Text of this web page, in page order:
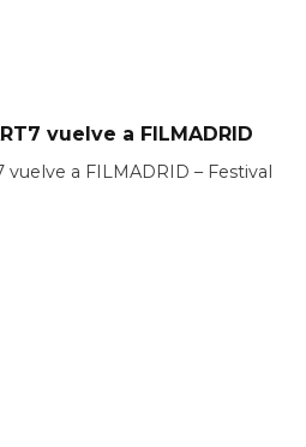
vuelve a FILMADRID
a FILMADRID – Festival